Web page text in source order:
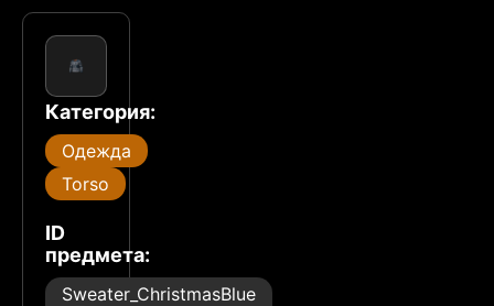
Категория:
Одежда
Torso
ID
предмета:
Sweater_ChristmasBlue